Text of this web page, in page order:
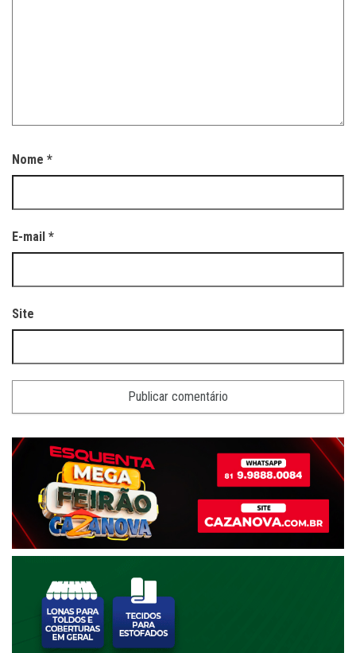
Nome *
E-mail *
Site